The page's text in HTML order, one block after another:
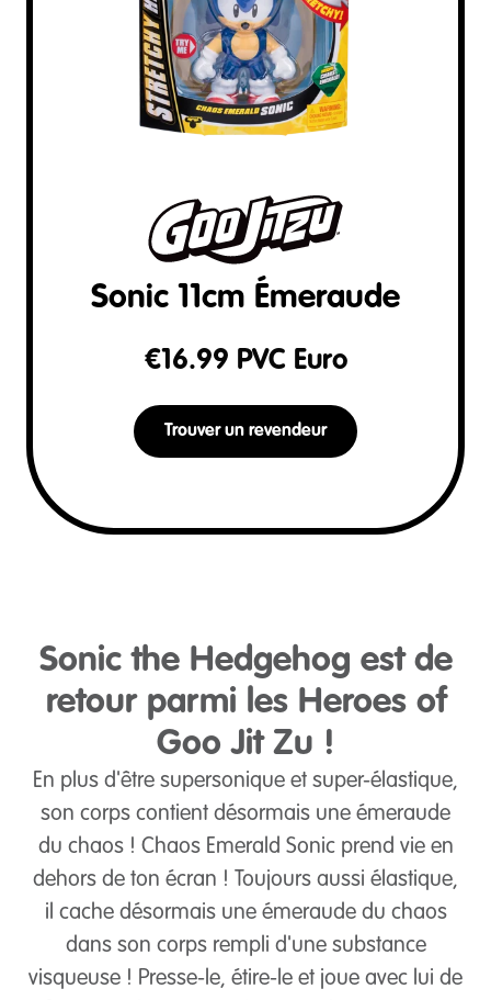
Sonic 11cm Émeraude
€16.99 PVC Euro
Trouver un revendeur
Sonic the Hedgehog est de
retour parmi les Heroes of
Goo Jit Zu !
En plus d'être supersonique et super-élastique,
son corps contient désormais une émeraude
du chaos ! Chaos Emerald Sonic prend vie en
dehors de ton écran ! Toujours aussi élastique,
il cache désormais une émeraude du chaos
dans son corps rempli d'une substance
visqueuse ! Presse-le, étire-le et joue avec lui de